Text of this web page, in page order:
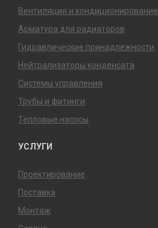
Вентиляция и кондиционирование
Арматура для радиаторов
Гидравлические принадлежности
Нейтрализаторы конденсата
Системы управления
Трубы и фитинги
Тепловые насосы
УСЛУГИ
Проектирование
Поставка
Монтаж